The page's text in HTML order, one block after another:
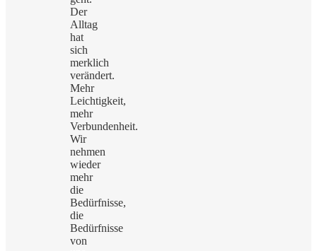
Der
Alltag
hat
sich
merklich
verändert.
Mehr
Leichtigkeit,
mehr
Verbundenheit.
Wir
nehmen
wieder
mehr
die
Bedürfnisse,
die
Bedürfnisse
von